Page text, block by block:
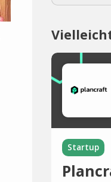
Startup